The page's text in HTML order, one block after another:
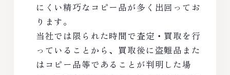
にくい精巧なコピー品が多く出回ってお
ります。
当社では限られた時間で査定・買取を行
っていることから、買取後に盗難品また
はコピー品等であることが判明した場